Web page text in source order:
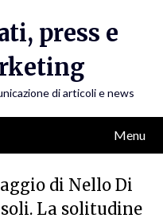
press e
di articoli e news
Menu
di Nello Di
soli. La solitudine